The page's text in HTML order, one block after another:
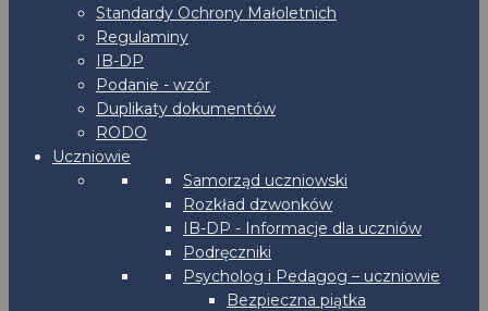
Standardy Ochrony Małoletnich
Regulaminy
IB-DP
Podanie - wzór
Duplikaty dokumentów
RODO
Uczniowie
Samorząd uczniowski
Rozkład dzwonków
IB-DP - Informacje dla uczniów
Podręczniki
Psycholog i Pedagog – uczniowie
Bezpieczna piątka